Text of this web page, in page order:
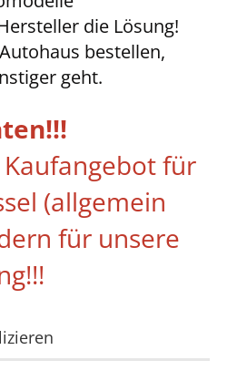
die Lösung!
bestellen,
geht.
Kaufangebot für
(allgemein
für unsere